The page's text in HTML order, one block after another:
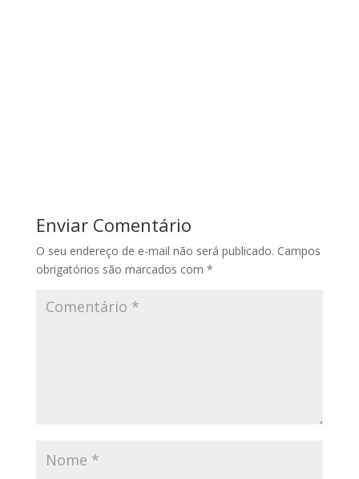
Enviar Comentário
O seu endereço de e-mail não será publicado. Campos
obrigatórios são marcados com *